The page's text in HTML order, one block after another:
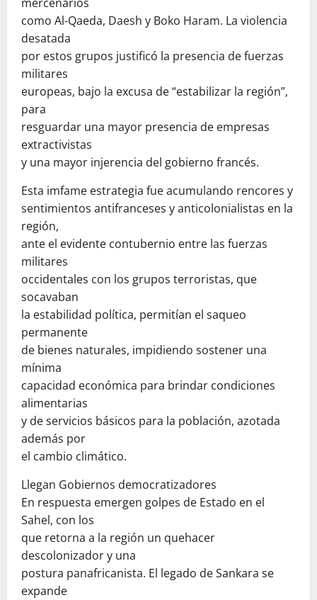
como Al-Qaeda, Daesh y Boko Haram. La violencia
desatada
por estos grupos justificó la presencia de fuerzas
militares
europeas, bajo la excusa de “estabilizar la región”,
para
resguardar una mayor presencia de empresas
extractivistas
y una mayor injerencia del gobierno francés.
Esta imfame estrategia fue acumulando rencores y
sentimientos antifranceses y anticolonialistas en la
región,
ante el evidente contubernio entre las fuerzas
militares
occidentales con los grupos terroristas, que
socavaban
la estabilidad política, permitían el saqueo
permanente
de bienes naturales, impidiendo sostener una
mínima
capacidad económica para brindar condiciones
alimentarias
y de servicios básicos para la población, azotada
además por
el cambio climático.
Llegan Gobiernos democratizadores
En respuesta emergen golpes de Estado en el
Sahel, con los
que retorna a la región un quehacer
descolonizador y una
postura panafricanista. El legado de Sankara se
expande